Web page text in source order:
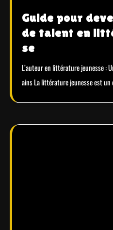
Guide pour
de talent en
se
L’auteur en littérature jeunesse :
ains La littérature jeunesse est